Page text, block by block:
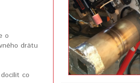
o
drátu
co